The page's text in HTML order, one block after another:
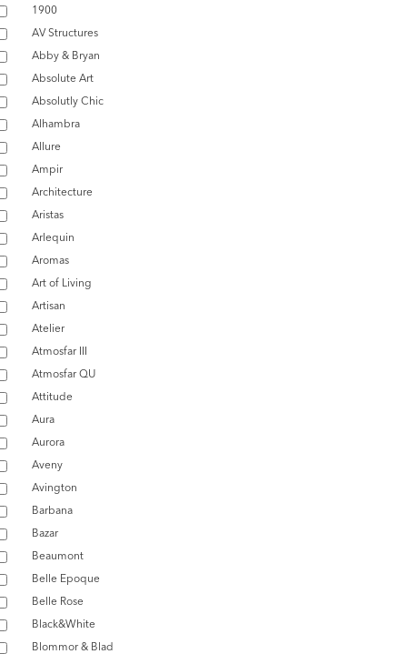
1900
AV Structures
Abby & Bryan
Absolute Art
Absolutly Chic
Alhambra
Allure
Ampir
Architecture
Aristas
Arlequin
Aromas
Art of Living
Artisan
Atelier
Atmosfar III
Atmosfar QU
Attitude
Aura
Aurora
Aveny
Avington
Barbana
Bazar
Beaumont
Belle Epoque
Belle Rose
Black&White
Blommor & Blad